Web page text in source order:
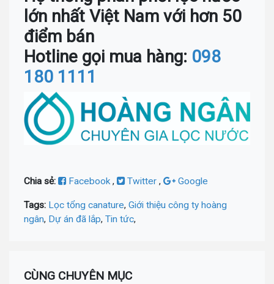
lớn nhất Việt Nam với hơn 50
điểm bán
Hotline gọi mua hàng: 098
180 1111
Chia sẻ: Facebook, Twitter , Google
Tags: Lọc tổng canature, Giới thiệu công ty hoàng
ngân, Dự án đã lắp, Tin tức,
CÙNG CHUYÊN MỤC